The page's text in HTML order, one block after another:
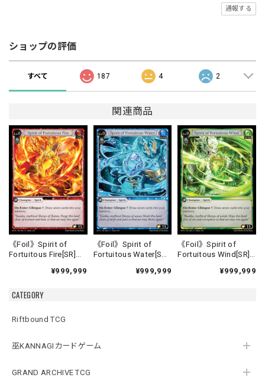
CATEGORY
Riftbound TCG
巫KANNAGIカードゲーム
GRAND ARCHIVE TCG
通報する
ショップの評価
すべて 187 4 2
関連商品
《Foil》Spirit of
Fortuitous Fire[SR]
¥999,999
《Foil》Spirit of
Fortuitous Water[SR]
¥999,999
《Foil》Spirit of
Fortuitous Wind[SR]
¥999,999